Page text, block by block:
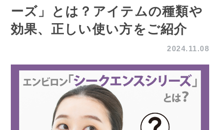
ーズ」とは？アイテムの種類や
効果、正しい使い方をご紹介
2024.11.08